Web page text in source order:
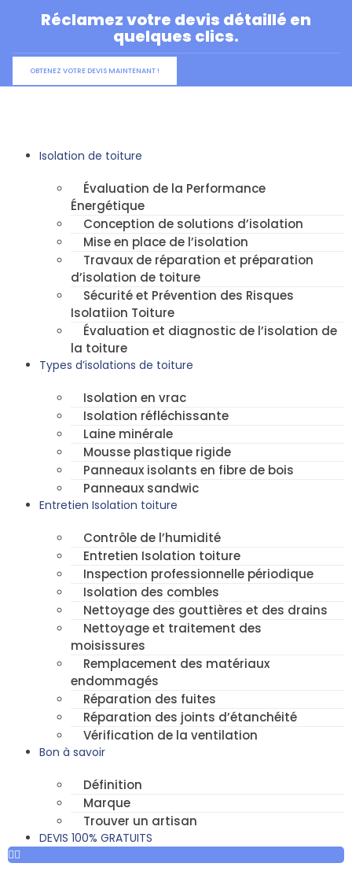
Réclamez votre devis détaillé en
quelques clics.
OBTENEZ VOTRE DEVIS MAINTENANT !
Isolation de toiture
Évaluation de la Performance
Énergétique
Conception de solutions d’isolation
Mise en place de l’isolation
Travaux de réparation et préparation
d’isolation de toiture
Sécurité et Prévention des Risques
Isolatiion Toiture
Évaluation et diagnostic de l’isolation de
la toiture
Types d’isolations de toiture
Isolation en vrac
Isolation réfléchissante
Laine minérale
Mousse plastique rigide
Panneaux isolants en fibre de bois
Panneaux sandwic
Entretien Isolation toiture
Contrôle de l’humidité
Entretien Isolation toiture
Inspection professionnelle périodique
Isolation des combles
Nettoyage des gouttières et des drains
Nettoyage et traitement des
moisissures
Remplacement des matériaux
endommagés
Réparation des fuites
Réparation des joints d’étanchéité
Vérification de la ventilation
Bon à savoir
Définition
Marque
Trouver un artisan
DEVIS 100% GRATUITS